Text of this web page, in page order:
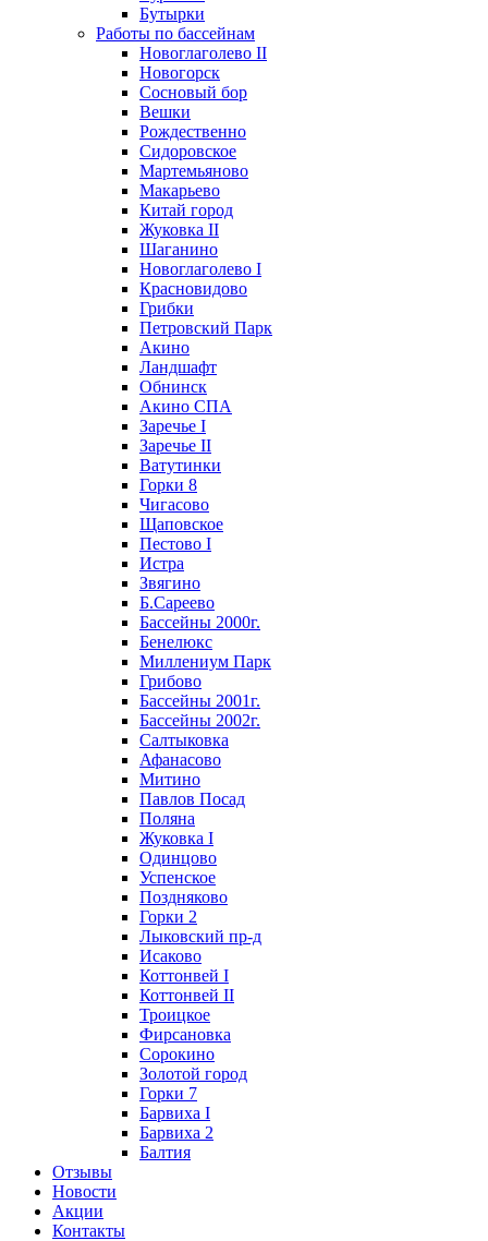
Бутырки
Работы по бассейнам
Новоглаголево II
Новогорск
Сосновый бор
Вешки
Рождественно
Сидоровское
Мартемьяново
Макарьево
Китай город
Жуковка II
Шаганино
Новоглаголево I
Красновидово
Грибки
Петровский Парк
Акино
Ландшафт
Обнинск
Акино СПА
Заречье I
Заречье II
Ватутинки
Горки 8
Чигасово
Щаповское
Пестово I
Истра
Звягино
Б.Сареево
Бассейны 2000г.
Бенелюкс
Миллениум Парк
Грибово
Бассейны 2001г.
Бассейны 2002г.
Салтыковка
Афанасово
Митино
Павлов Посад
Поляна
Жуковка I
Одинцово
Успенское
Поздняково
Горки 2
Лыковский пр-д
Исаково
Коттонвей I
Коттонвей II
Троицкое
Фирсановка
Сорокино
Золотой город
Горки 7
Барвиха I
Барвиха 2
Балтия
Отзывы
Новости
Акции
Контакты